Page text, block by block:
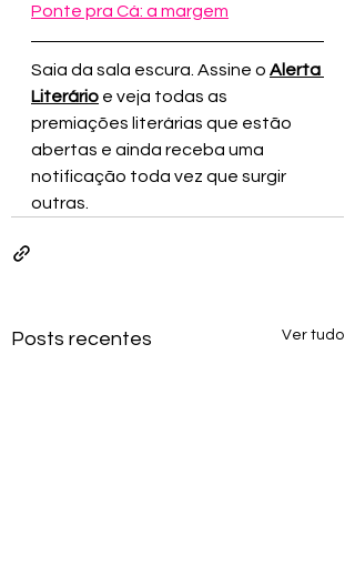
Ponte pra Cá: a margem
Saia da sala escura. Assine o Alerta
Literário e veja todas as
premiações literárias que estão
abertas e ainda receba uma
notificação toda vez que surgir
outras.
Posts recentes Ver tudo